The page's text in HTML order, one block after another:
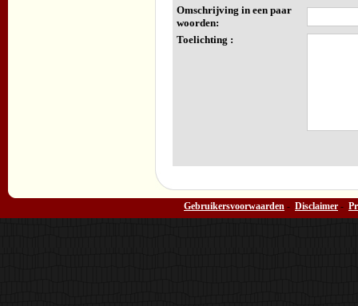
Omschrijving in een paar
woorden:
Toelichting :
Gebruikersvoorwaarden - Disclaimer -